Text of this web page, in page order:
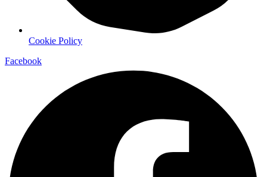
Cookie Policy
Facebook